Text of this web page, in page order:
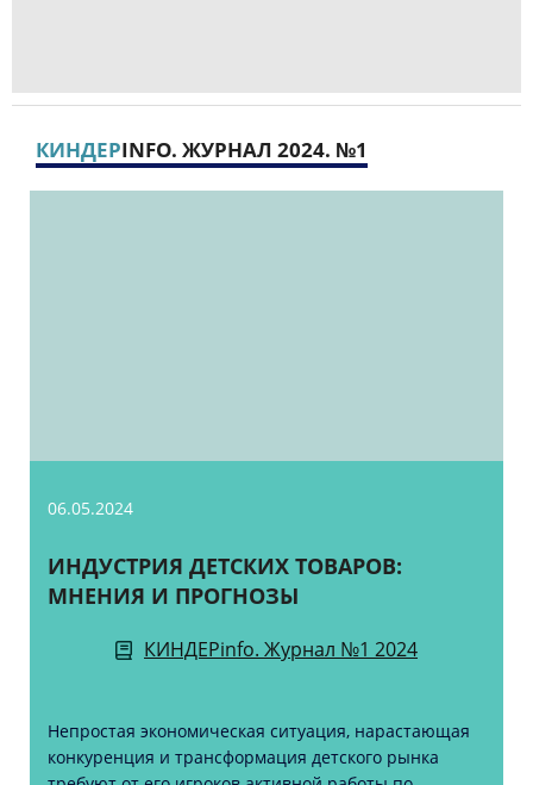
КИНДЕРINFO. ЖУРНАЛ 2024. №1
06.05.2024
ИНДУСТРИЯ ДЕТСКИХ ТОВАРОВ:
МНЕНИЯ И ПРОГНОЗЫ
КИНДЕРinfo. Журнал №1 2024
Непростая экономическая ситуация, нарастающая
конкуренция и трансформация детского рынка